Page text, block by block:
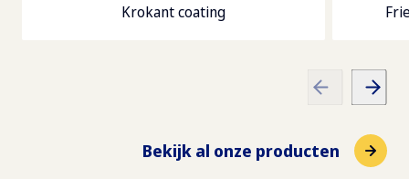
Krokant coating
Bekijk al onze producten